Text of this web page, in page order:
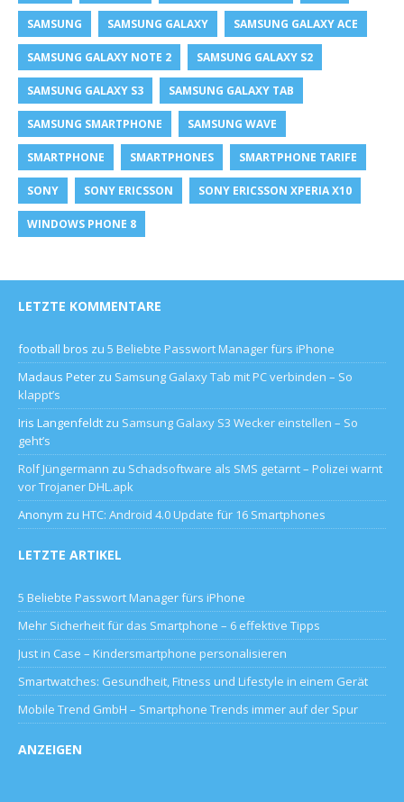
SAMSUNG SAMSUNG GALAXY SAMSUNG GALAXY ACE
SAMSUNG GALAXY NOTE 2 SAMSUNG GALAXY S2
SAMSUNG GALAXY S3 SAMSUNG GALAXY TAB
SAMSUNG SMARTPHONE SAMSUNG WAVE
SMARTPHONE SMARTPHONES SMARTPHONE TARIFE
SONY SONY ERICSSON SONY ERICSSON XPERIA X10
WINDOWS PHONE 8
LETZTE KOMMENTARE
football bros zu 5 Beliebte Passwort Manager fürs iPhone
Madaus Peter zu Samsung Galaxy Tab mit PC verbinden – So
klappt’s
Iris Langenfeldt zu Samsung Galaxy S3 Wecker einstellen – So
geht’s
Rolf Jüngermann zu Schadsoftware als SMS getarnt – Polizei warnt
vor Trojaner DHL.apk
Anonym zu HTC: Android 4.0 Update für 16 Smartphones
LETZTE ARTIKEL
5 Beliebte Passwort Manager fürs iPhone
Mehr Sicherheit für das Smartphone – 6 effektive Tipps
Just in Case – Kindersmartphone personalisieren
Smartwatches: Gesundheit, Fitness und Lifestyle in einem Gerät
Mobile Trend GmbH – Smartphone Trends immer auf der Spur
ANZEIGEN